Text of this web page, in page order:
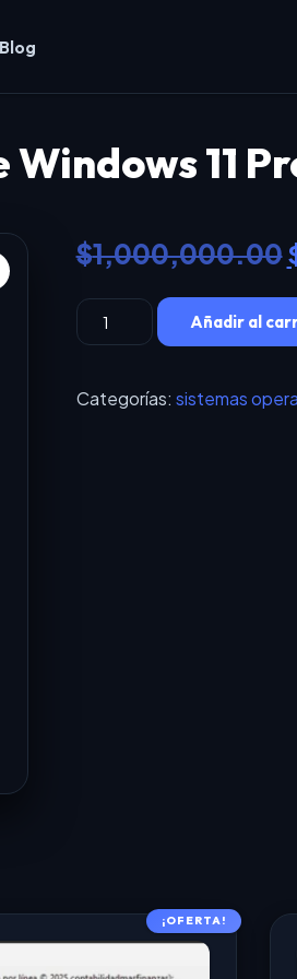
Blog
11
$1,000,000.00
Licencia
de
11
Añadir al
Categorías: sistemas
¡OFERTA!